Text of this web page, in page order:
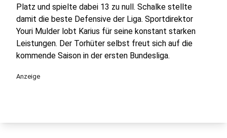
Platz und spielte dabei 13 zu null. Schalke stellte
damit die beste Defensive der Liga. Sportdirektor
Youri Mulder lobt Karius für seine konstant starken
Leistungen. Der Torhüter selbst freut sich auf die
kommende Saison in der ersten Bundesliga.
Anzeige